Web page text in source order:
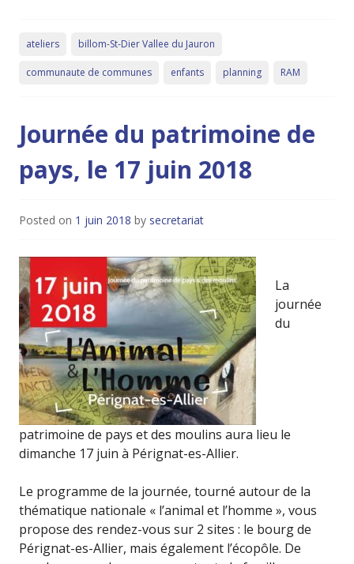
ateliers billom-St-Dier Vallee du Jauron
communaute de communes enfants planning RAM
Journée du patrimoine de
pays, le 17 juin 2018
Posted on 1 juin 2018 by secretariat
La
journée
du
patrimoine de pays et des moulins aura lieu le
dimanche 17 juin à Pérignat-es-Allier.
Le programme de la journée, tourné autour de la
thématique nationale « l’animal et l’homme », vous
propose des rendez-vous sur 2 sites : le bourg de
Pérignat-es-Allier, mais également l’écopôle. De